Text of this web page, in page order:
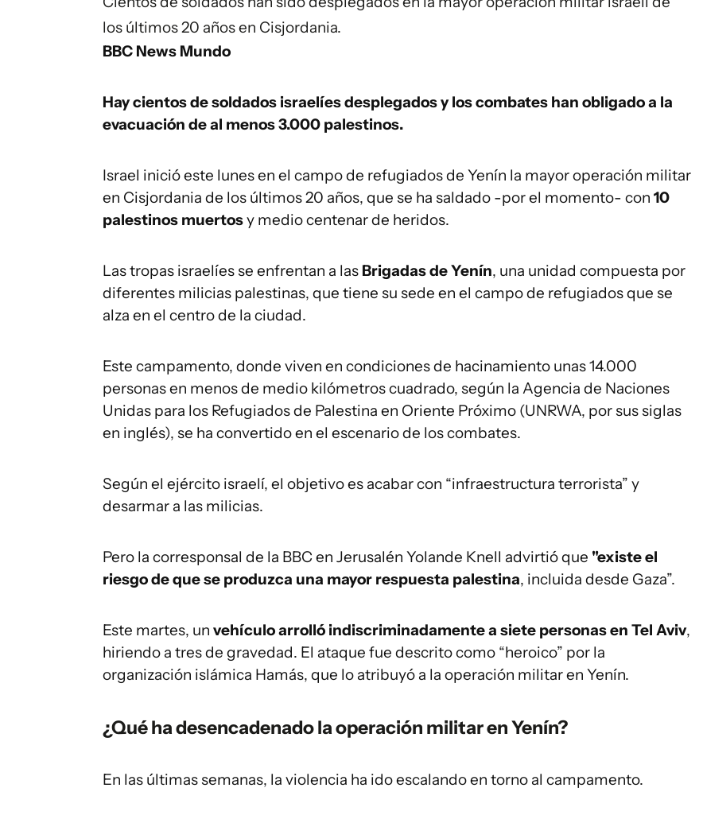
los últimos 20 años en Cisjordania.
BBC News Mundo
Hay cientos de soldados israelíes desplegados y los combates han obligado a la
evacuación de al menos 3.000 palestinos.
Israel inició este lunes en el campo de refugiados de Yenín la mayor operación militar
en Cisjordania de los últimos 20 años, que se ha saldado -por el momento- con 10
palestinos muertosy medio centenar de heridos.
Las tropas israelíes se enfrentan a las Brigadas de Yenín, una unidad compuesta por
diferentes milicias palestinas, que tiene su sede en el campo de refugiados que se
alza en el centro de la ciudad.
Este campamento, donde viven en condiciones de hacinamiento unas 14.000
personas en menos de medio kilómetros cuadrado, según la Agencia de Naciones
Unidas para los Refugiados de Palestina en Oriente Próximo (UNRWA, por sus siglas
en inglés), se ha convertido en el escenario de los combates.
Según el ejército israelí, el objetivo es acabar con “infraestructura terrorista” y
desarmar a las milicias.
Pero la corresponsal de la BBC en Jerusalén Yolande Knell advirtió que "existe el
riesgo de que se produzca una mayor respuesta palestina, incluida desde Gaza”.
Este martes, un vehículo arrolló indiscriminadamente a siete personas en Tel Aviv,
hiriendo a tres de gravedad. El ataque fue descrito como “heroico” por la
organización islámica Hamás, que lo atribuyó a la operación militar en Yenín.
¿Qué ha desencadenado la operación militar en Yenín?
En las últimas semanas, la violencia ha ido escalando en torno al campamento.